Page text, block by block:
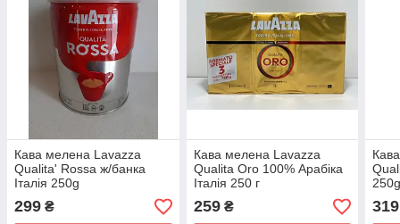
Кава мелена Lavazza
Qualita' Rossa ж/банка
Італія 250g
299 ₴
Кава мелена Lavazza
Qualita Oro 100% Арабіка
Італія 250 г
259₴ 319